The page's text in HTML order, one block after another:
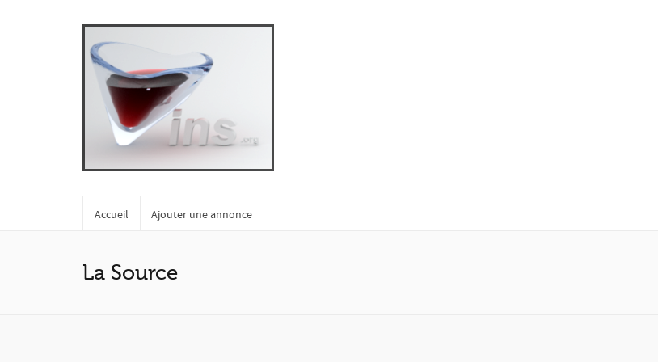
Accueil Ajouter une annonce
La Source